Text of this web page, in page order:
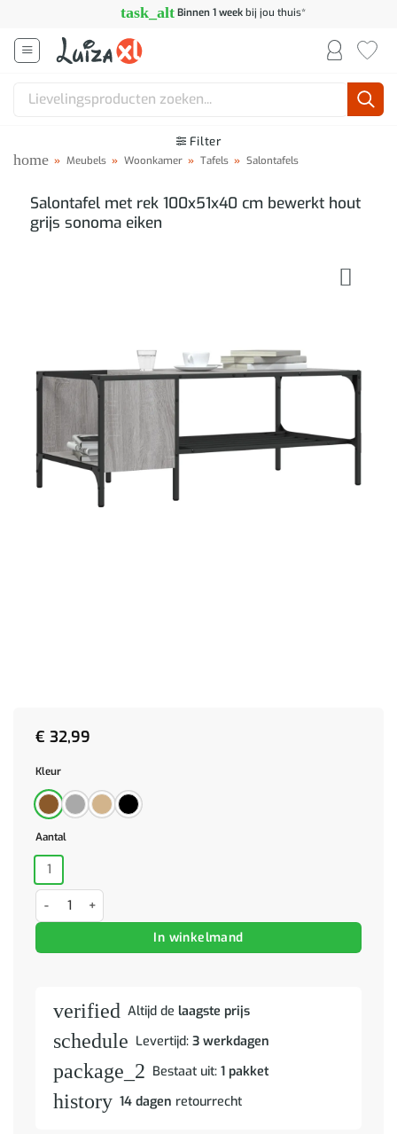
inhoud
task_alt Binnen 1 weekbij jou thuis*
Zoeken
Filter
home » Meubels » Woonkamer » Tafels » Salontafels
Salontafel met rek 100x51x40 cm bewerkt hout
grijs sonoma eiken
€ 32,99
Kleur
Aantal
1
Salontafel met rek 100x51x40 cm bewerkt hout grijs sonoma eiken
In winkelmand
verified Altijd de laagste prijs
schedule Levertijd: 3 werkdagen
package_2 Bestaat uit: 1 pakket
history 14 dagen retourrecht